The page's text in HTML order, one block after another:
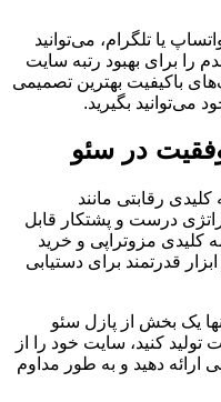
شماره 09358323497 در واتساپ یا تلگرام، می‌توانید
را برای بهبود رتبه سایت
باکیفیت بهترین تصمیمی
می‌توانید بگیرید.
در سئو
رقابتی مانند
درست و پشتکار قابل
کلیدی مزوتراپی و خرید
قدرتمند برای دستیابی
یک بخش از پازل سئو
کنید، سایت خود را از
ارائه دهید و به طور مداوم